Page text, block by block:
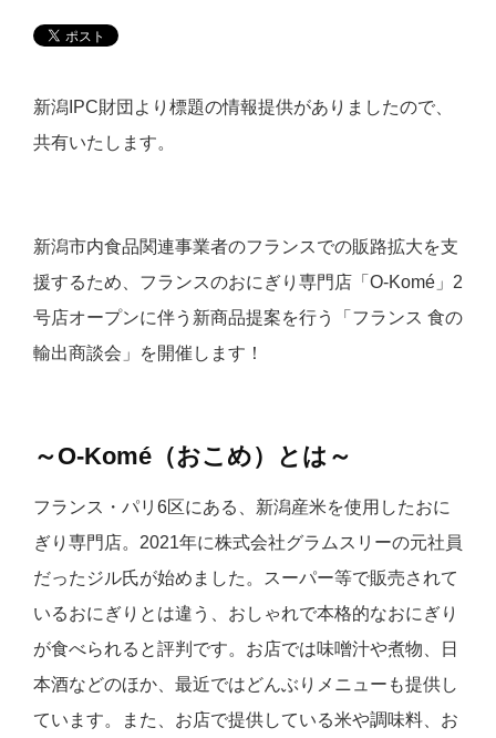
新潟IPC財団より標題の情報提供がありましたので、
共有いたします。
新潟市内食品関連事業者のフランスでの販路拡大を支
援するため、フランスのおにぎり専門店「O-Komé」2
号店オープンに伴う新商品提案を行う「フランス 食の
輸出商談会」を開催します！
～O-Komé（おこめ）とは～
フランス・パリ6区にある、新潟産米を使用したおに
ぎり専門店。2021年に株式会社グラムスリーの元社員
だったジル氏が始めました。スーパー等で販売されて
いるおにぎりとは違う、おしゃれで本格的なおにぎり
が食べられると評判です。お店では味噌汁や煮物、日
本酒などのほか、最近ではどんぶりメニューも提供し
ています。また、お店で提供している米や調味料、お